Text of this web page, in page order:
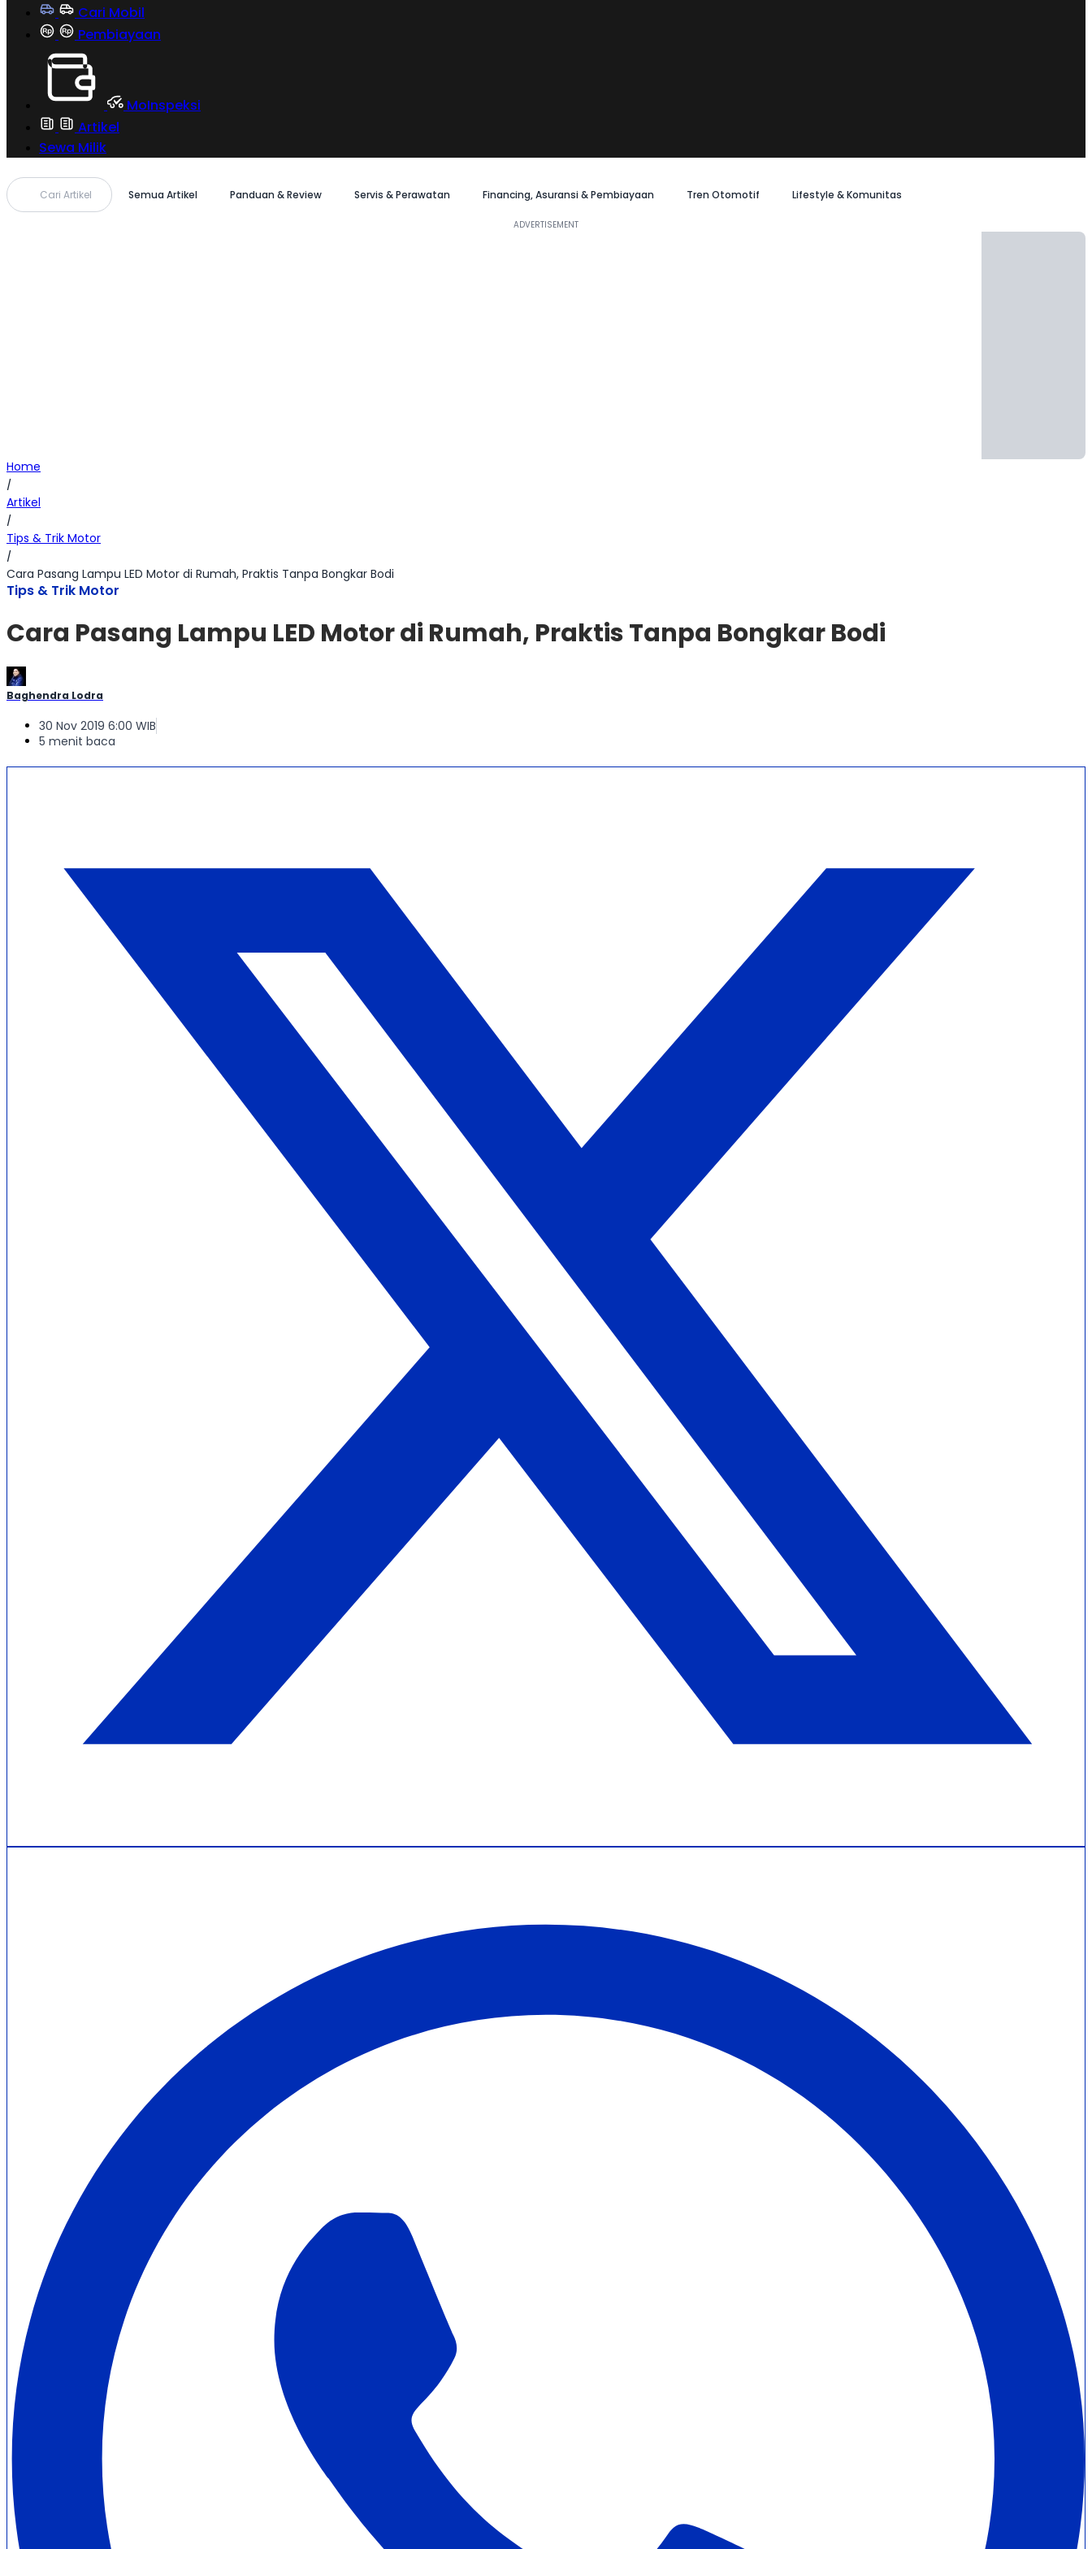
Cari Mobil
Pembiayaan
MoInspeksi
Artikel
Sewa Milik
Cari Artikel Semua Artikel Panduan & Review Servis & Perawatan Financing, Asuransi & Pembiayaan Tren Otomotif Lifestyle & Komunitas
Home
/
Artikel
/
Tips & Trik Motor
/
Cara Pasang Lampu LED Motor di Rumah, Praktis Tanpa Bongkar Bodi
Tips & Trik Motor
Cara Pasang Lampu LED Motor di Rumah, Praktis Tanpa Bongkar Bodi
Baghendra Lodra
30 Nov 2019 6:00 WIB
5 menit baca